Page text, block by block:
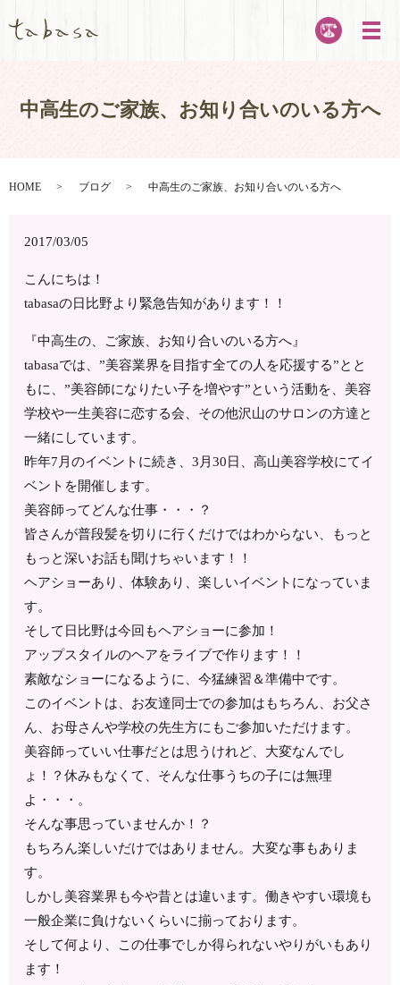
メ
中高生のご家族、お知り合いのいる方へ
HOME ブログ 中高生のご家族、お知り合いのいる方へ
2017/03/05
こんにちは！
tabasaの日比野より緊急告知があります！！
『中高生の、ご家族、お知り合いのいる方へ』
tabasaでは、”美容業界を目指す全ての人を応援する”とと
もに、”美容師になりたい子を増やす”という活動を、美容
学校や一生美容に恋する会、その他沢山のサロンの方達と
一緒にしています。
昨年7月のイベントに続き、3月30日、高山美容学校にてイ
ベントを開催します。
美容師ってどんな仕事・・・？
皆さんが普段髪を切りに行くだけではわからない、もっと
もっと深いお話も聞けちゃいます！！
ヘアショーあり、体験あり、楽しいイベントになっていま
す。
そして日比野は今回もヘアショーに参加！
アップスタイルのヘアをライブで作ります！！
素敵なショーになるように、今猛練習＆準備中です。
このイベントは、お友達同士での参加はもちろん、お父さ
ん、お母さんや学校の先生方にもご参加いただけます。
美容師っていい仕事だとは思うけれど、大変なんでし
ょ！？休みもなくて、そんな仕事うちの子には無理
よ・・・。
そんな事思っていませんか！？
もちろん楽しいだけではありません。大変な事もありま
す。
しかし美容業界も今や昔とは違います。働きやすい環境も
一般企業に負けないくらいに揃っております。
そして何より、この仕事でしか得られないやりがいもあり
ます！